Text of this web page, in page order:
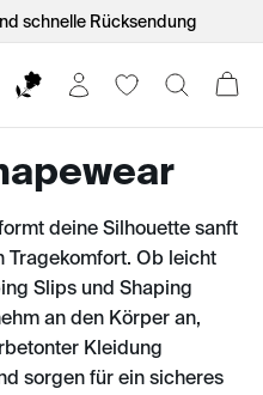
schnelle Rücksendung
deine Silhouette sanft
Tragekomfort. Ob leicht
Slips und Shaping
an den Körper an,
Kleidung
sorgen für ein sicheres